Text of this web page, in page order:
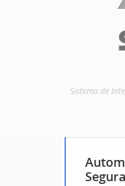
Sistema de